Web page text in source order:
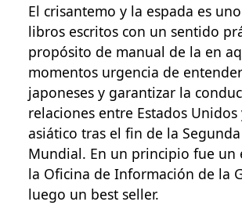
El crisantemo y la espada es
libros escritos con un sentido
propósito de manual de la en
momentos urgencia de
japoneses y garantizar la
relaciones entre Estados Unidos
asiático tras el fin de la
Mundial. En un principio fue un
la Oficina de Información de la
luego un best seller.